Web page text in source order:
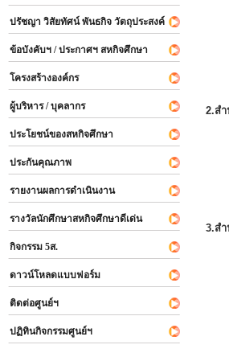
ปรัชญา วิสัยทัศน์ พันธกิจ วัตถุประสงค์
ข้อบังคับฯ / ประกาศฯ สหกิจศึกษา
โครงสร้างองค์กร
ผู้บริหาร / บุคลากร
ประโยชน์ของสหกิจศึกษา
ประกันคุณภาพ
รายงานผลการดำเนินงาน
รางวัลนักศึกษาสหกิจศึกษาดีเด่น
กิจกรรม 5ส.
ดาวน์โหลดแบบฟอร์ม
ติดต่อศูนย์ฯ
ปฏิทินกิจกรรมศูนย์ฯ
2.ส
3.ส